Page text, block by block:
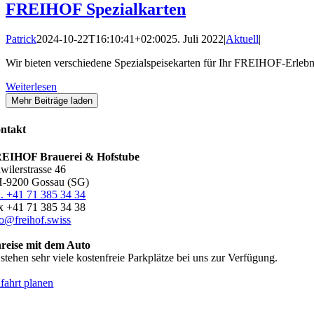
FREIHOF Spezialkarten
Patrick2024-10-22T16:10:41+02:0025. Juli 2022|Aktuell|
Wir bieten verschiedene Spezialspeisekarten für Ihr FREIHOF-
Weiterlesen
Mehr Beiträge laden
Brauerei & Hofstube
46
9200 Gossau (SG)
+41 71 385 34 34
+41 71 385 34 38
mit dem Auto
sehr viele kostenfreie Parkplätze bei uns zur Verfügung.
planen